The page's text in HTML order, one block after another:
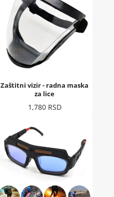
Zaštitni vizir - radna maska
za lice
Cena
1,780 RSD